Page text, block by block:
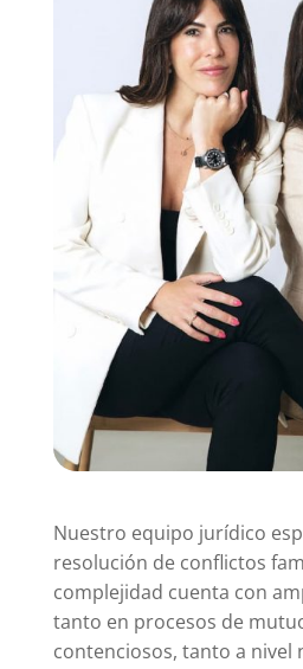
Nuestro equipo jurídico
resolución de conflictos
complejidad cuenta con
tanto en procesos de
contenciosos, tanto a nivel